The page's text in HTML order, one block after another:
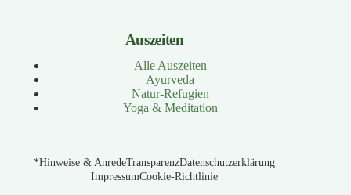
Auszeiten
Alle Auszeiten
Ayurveda
Natur-Refugien
Yoga & Meditation
*Hinweise & AnredeTransparenzDatenschutzerklärung
ImpressumCookie-Richtlinie